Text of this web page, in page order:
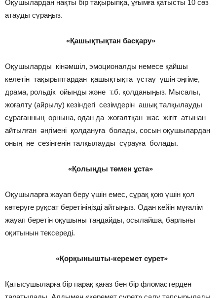
Оқушылардан нақты бір тақырыпқа, ұғымға қатысты 10 сөз
атауды сұраңыз.
«Қашықтықтан басқару»
Оқушыларды кінәмшіл, эмоционалды немесе қайшы
келетін тақырыптардан қашықтықта ұстау үшін әңгіме,
драма, рольдік ойынды және т.б. қолданыңыз. Мысалы,
жоғалту (айрылу) кезіндегі сезімдерін ашық талқылауды
сұрағанның орнына, одан да жоғалтқан жас жігіт атынан
айтылған әңгімені қолдануға болады, сосын оқушылардан
оның не сезінгенін талқылауды сұрауға болады.
«Қолыңды төмен ұста»
Оқушыларға жауап беру үшін емес, сұрақ қою үшін қол
көтеруге рұқсат беретініңізді айтыңыз. Одан кейін мұғалім
жауап беретін оқушыны таңдайды, осылайша, барлығы
оқитынын тексереді.
«Қорқынышты-керемет сурет»
Қатысушыларға бір парақ қағаз бен бір фломастерден